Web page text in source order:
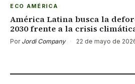
ECO AMÉRICA
América Latina busca la
2030 frente a la crisis
Por Jordi Company · 22 de mayo de